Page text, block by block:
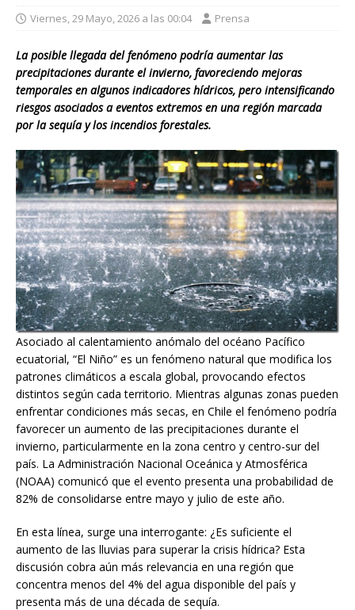
Viernes, 29 Mayo, 2026 a las 00:04 Prensa
La posible llegada del fenómeno podría aumentar las
precipitaciones durante el invierno, favoreciendo mejoras
temporales en algunos indicadores hídricos, pero intensificando
riesgos asociados a eventos extremos en una región marcada
por la sequía y los incendios forestales.
Asociado al calentamiento anómalo del océano Pacífico
ecuatorial, “El Niño” es un fenómeno natural que modifica los
patrones climáticos a escala global, provocando efectos
distintos según cada territorio. Mientras algunas zonas pueden
enfrentar condiciones más secas, en Chile el fenómeno podría
favorecer un aumento de las precipitaciones durante el
invierno, particularmente en la zona centro y centro-sur del
país. La Administración Nacional Oceánica y Atmosférica
(NOAA) comunicó que el evento presenta una probabilidad de
82% de consolidarse entre mayo y julio de este año.
En esta línea, surge una interrogante: ¿Es suficiente el
aumento de las lluvias para superar la crisis hídrica? Esta
discusión cobra aún más relevancia en una región que
concentra menos del 4% del agua disponible del país y
presenta más de una década de sequía.